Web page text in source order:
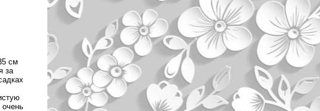
см
за
очень